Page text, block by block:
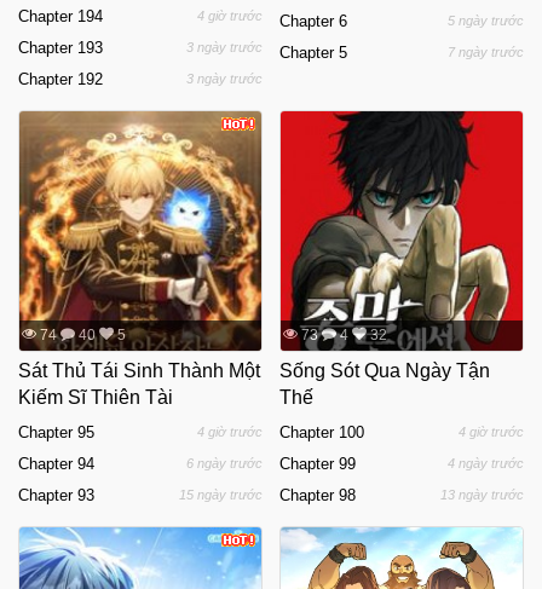
Chapter 194 4 giờ trước
Chapter 193 3 ngày trước
Chapter 192 3 ngày trước
Chapter 6 5 ngày trước
Chapter 5 7 ngày trước
74 40 5
Sát Thủ Tái Sinh Thành Một
Kiếm Sĩ Thiên Tài
Chapter 95 4 giờ trước
Chapter 94 6 ngày trước
Chapter 93 15 ngày trước
73 4 32
Sống Sót Qua Ngày Tận
Thế
Chapter 100 4 giờ trước
Chapter 99 4 ngày trước
Chapter 98 13 ngày trước